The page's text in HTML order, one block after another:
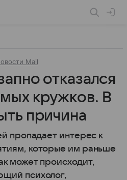
Mail
отказался
кружков. В
причина
пропадает интерес к
которые им раньше
может происходит,
психолог,